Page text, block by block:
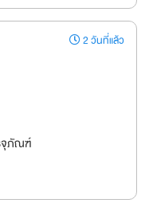
2 วันที่แล้ว
จุภัณฑ์